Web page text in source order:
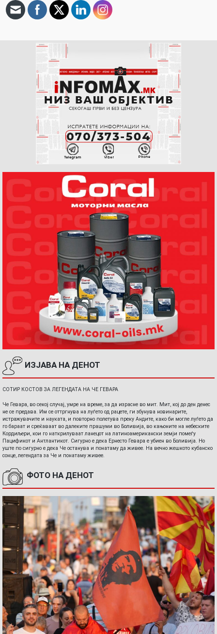
ИЗЈАВА НА ДЕНОТ
СОТИР КОСТОВ ЗА ЛЕГЕНДАТА НА ЧЕ ГЕВАРА
Че Гевара, во секој случај, умре на време, за да израсне во мит. Мит, кој до ден денес
не се предава. Им се оттргнува на луѓето од рацете, ги збунува новинарите,
истражувачите и науката, и повторно полетува преку Андите, како би могле луѓето да
го бараат и среќаваат во далеките прашуми во Боливија, во кањоните на небеските
Кордиљери, кои го наткрилуваат ланецот на латиноамерикански земји помеѓу
Пацификот и Антлантикот. Сигурно е дека Ернесто Гевара е убиен во Боливија. Но
уште по сигурно е дека Че останува и понатаму да живее. На вечно жешкото кубанско
сонце, легендата за Че и понатаму живее.
ФОТО НА ДЕНОТ